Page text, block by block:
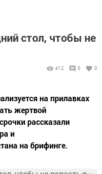
стол, чтобы не
412 0 0
на прилавках
жертвой
рассказали
и
на брифинге.